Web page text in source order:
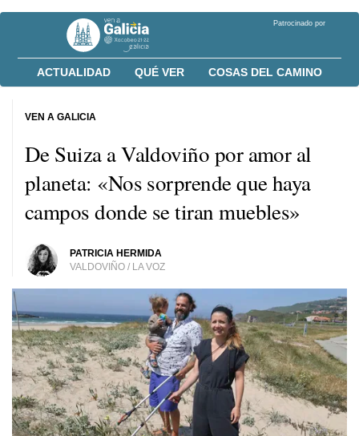
Patrocinado por
ACTUALIDAD QUÉ VER COSAS DEL CAMINO
De Suiza a Valdoviño por amor al
planeta: «Nos sorprende que haya
campos donde se tiran muebles»
PATRICIA HERMIDA
VALDOVIÑO / LA VOZ
VEN A GALICIA